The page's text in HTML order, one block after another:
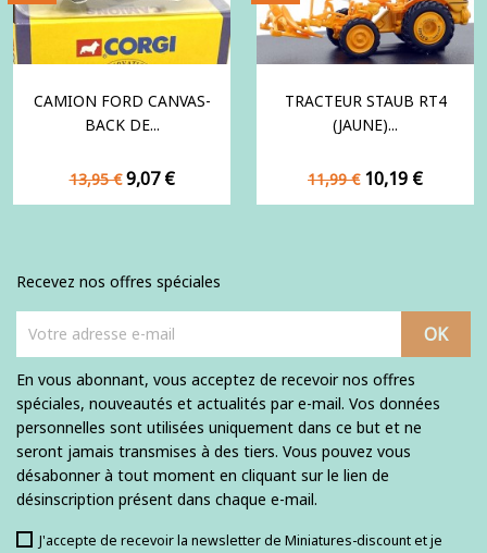
CAMION FORD CANVAS-
BACK DE...
Prix
de
13,95 € Prix
9,07 €
TRACTEUR STAUB RT4
(JAUNE)...
Prix
de
11,99 € Prix
10,19 €
Recevez nos offres spéciales
En vous abonnant, vous acceptez de recevoir nos offres
spéciales, nouveautés et actualités par e-mail. Vos données
personnelles sont utilisées uniquement dans ce but et ne
seront jamais transmises à des tiers. Vous pouvez vous
désabonner à tout moment en cliquant sur le lien de
désinscription présent dans chaque e-mail.
J'accepte de recevoir la newsletter de Miniatures-discount et je